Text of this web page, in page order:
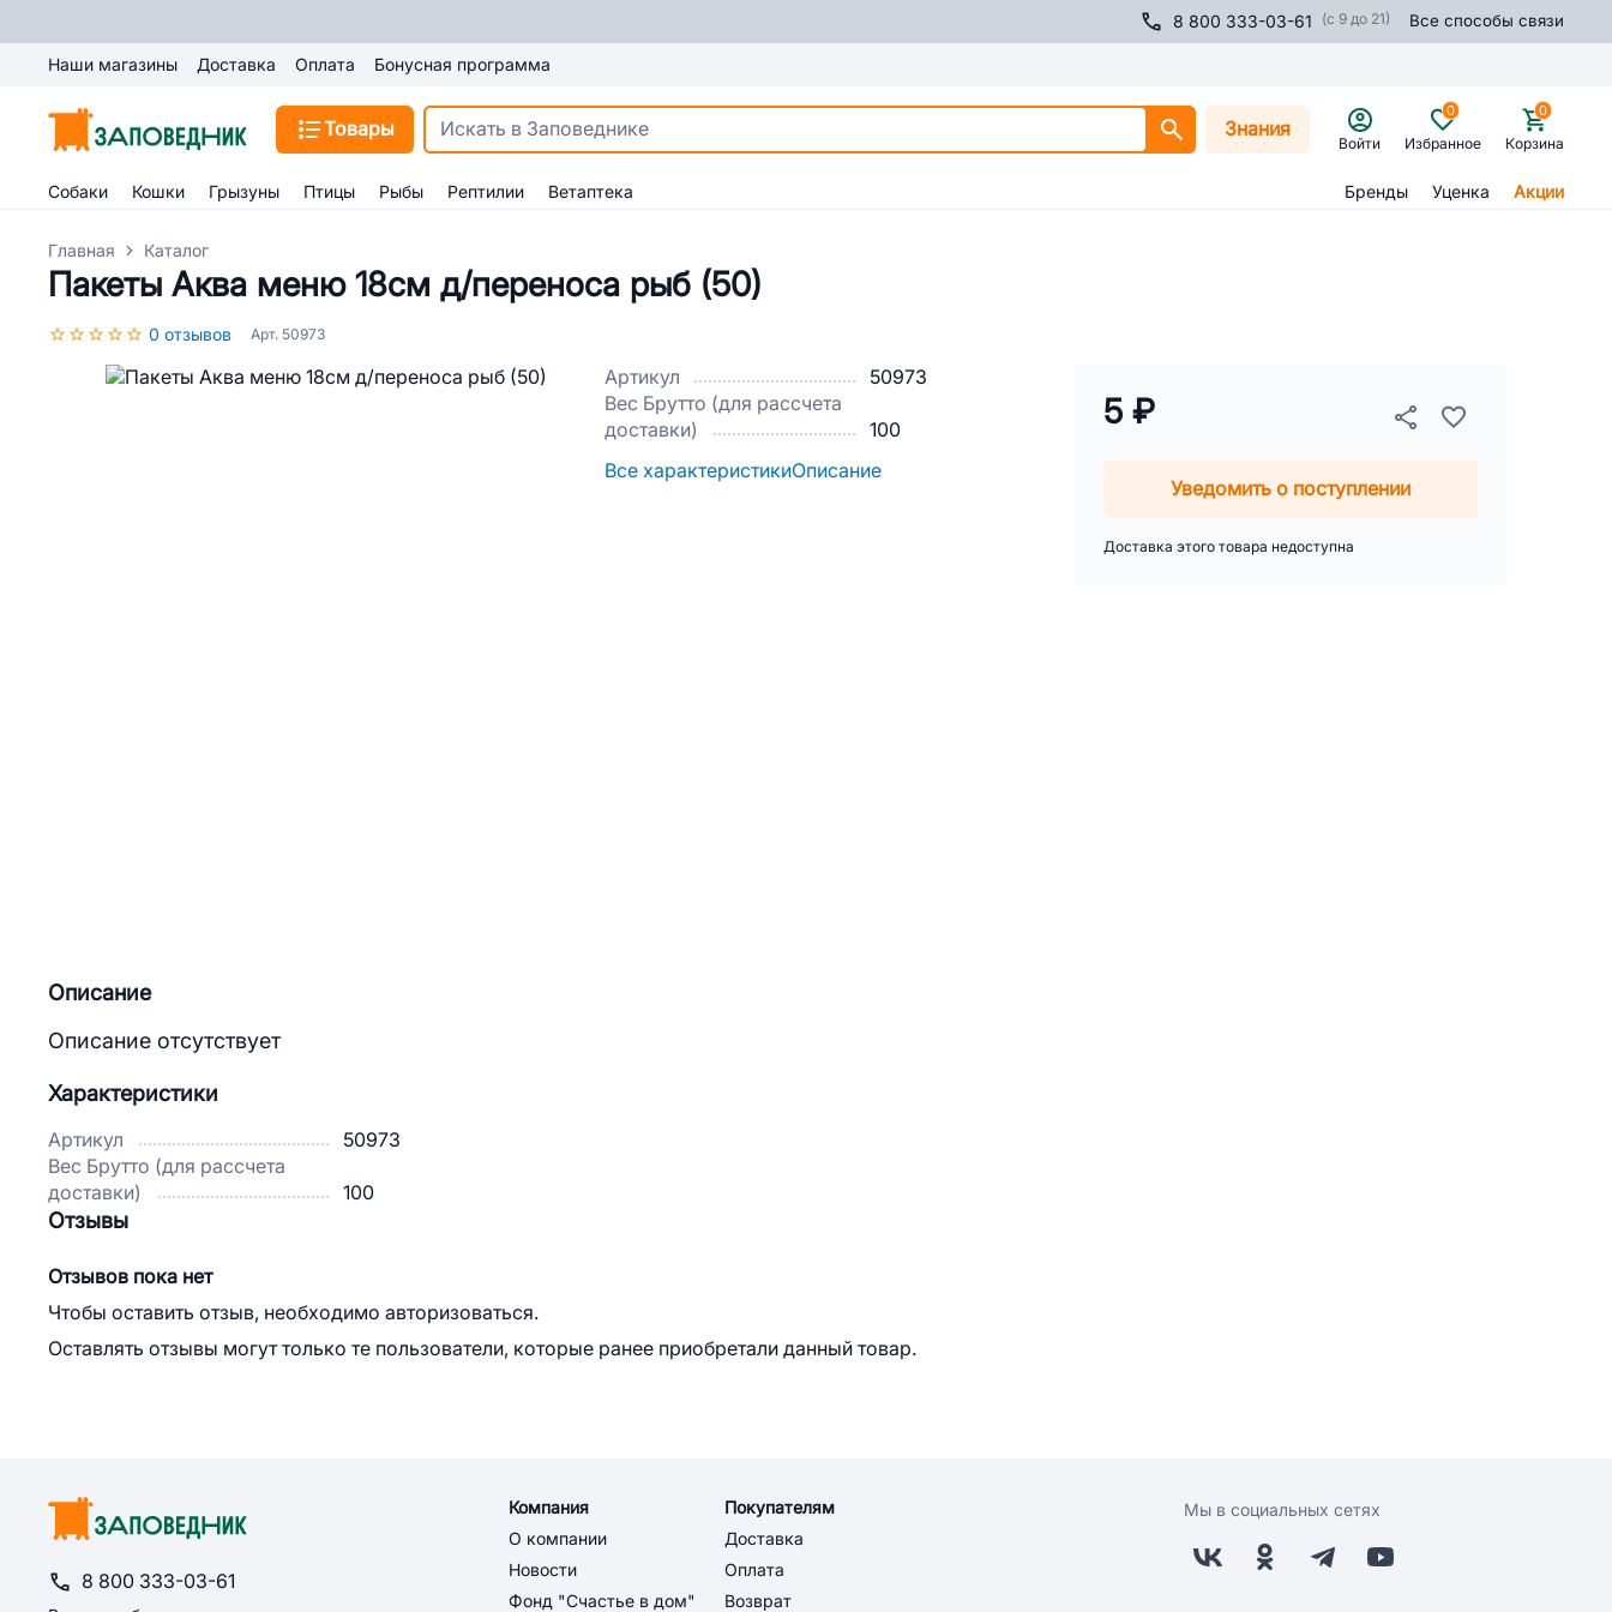
8 800 333-03-61 (с 9 до 21) Все способы связи
Наши магазины Доставка Оплата Бонусная программа
Товары Знания
Войти Избранное
0
Корзина
0
Собаки Кошки Грызуны Птицы Рыбы Рептилии Ветаптека Бренды Уценка Акции
Главная Каталог
Пакеты Аква меню 18см д/переноса рыб (50)
0 отзывов Арт. 50973
Артикул
50973
Вес Брутто (для рассчета
доставки)
100
Все характеристикиОписание
5 ₽
Уведомить о поступлении
Доставка этого товара недоступна
Описание
Описание отсутствует
Характеристики
Артикул
50973
Вес Брутто (для рассчета
доставки)
100
Отзывы
Отзывов пока нет
Чтобы оставить отзыв, необходимо авторизоваться.
Оставлять отзывы могут только те пользователи, которые ранее приобретали данный товар.
8 800 333-03-61
Компания
О компании
Новости
Фонд "Счастье в дом"
Покупателям
Доставка
Оплата
Возврат
Мы в социальных сетях